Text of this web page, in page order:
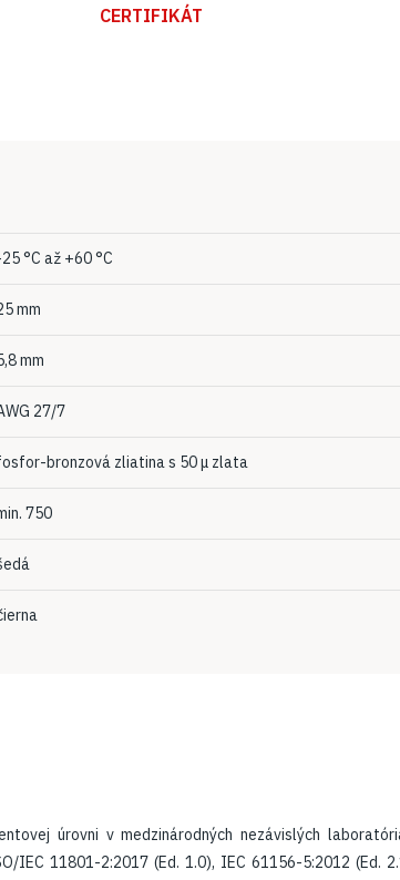
CERTIFIKÁT
°C až +60 °C
mm
mm
27/7
bronzová zliatina s 50 μ zlata
750
úrovni v medzinárodných nezávislých
IEC 11801-2:2017 (Ed. 1.0), IEC 61156-5:2012 (Ed.